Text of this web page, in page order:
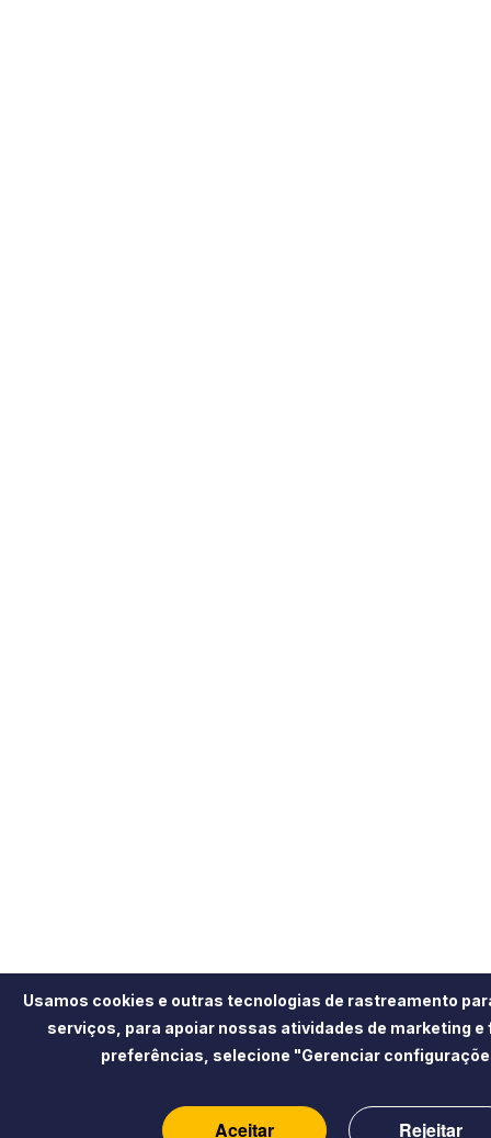
Usamos cookies e outras tecnologias de rastreamento
serviços, para apoiar nossas atividades de marketing
preferências, selecione "Gerenciar
Aceitar Rejeitar